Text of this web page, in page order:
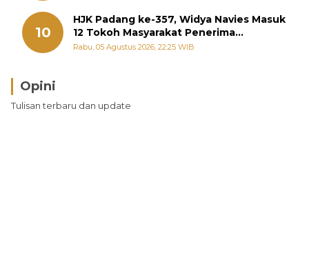
10
HJK Padang ke-357, Widya Navies Masuk
12 Tokoh Masyarakat Penerima
Penghargaan Pemko Padang
Rabu, 05 Agustus 2026, 22:25 WIB
Opini
Tulisan terbaru dan update